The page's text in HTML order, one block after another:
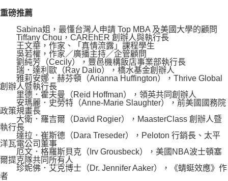
重磅推薦
Sabina姐，最懂台灣人申請 Top MBA 及美國大學的顧問
Tiffany Chou，CAREhER 創辦人與執行長
王文華，作家、「真情流露」課程學生
吳若權，作家／廣播主持／企管顧問
劉純芳（Cecily），豐邑機構飯店事業部執行長
瑞．達利歐（Ray Dalio），橋水基金創辦人
雅莉安娜．赫芬頓（Arianna Huffington），Thrive Global
創辦人暨執行長
里德．霍夫曼（Reid Hoffman），領英共同創辦人
安瑪麗．史勞特（Anne-Marie Slaughter），前美國國務院
政策規畫長
大衛．羅吉爾（David Rogier），MaasterClass 創辦人暨
執行長
達拉．崔斯德（Dara Treseder），Peloton 行銷長、太平
洋瓦電公司董事
厄文．格羅斯貝克（Irv Grousbeck），美國NBA波士頓塞
爾提克隊共同所有人
珍妮佛．艾克博士（Dr. Jennifer Aaker），《蜻蜓效應》作
者